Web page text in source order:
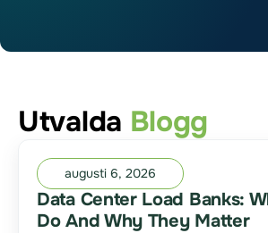
Utvalda Blogg
augusti 6, 2026
Data Center Load Banks:
Do And Why They Matter